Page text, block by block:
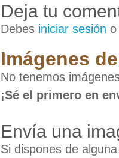
Deja tu
Debes iniciar sesión
Imágenes
No tenemos
¡Sé el primero en
Envía una
Si dispones de